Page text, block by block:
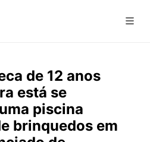
de 12 anos
está se
piscina
brinquedos em